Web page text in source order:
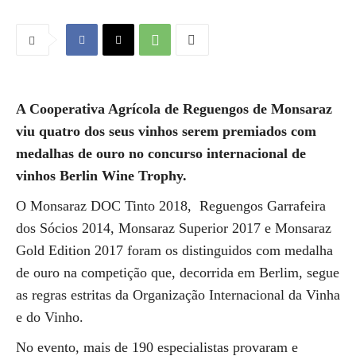
A Cooperativa Agrícola de Reguengos de Monsaraz
viu quatro dos seus vinhos serem premiados com
medalhas de ouro no concurso internacional de
vinhos Berlin Wine Trophy.
O Monsaraz DOC Tinto 2018, Reguengos Garrafeira
dos Sócios 2014, Monsaraz Superior 2017 e Monsaraz
Gold Edition 2017 foram os distinguidos com medalha
de ouro na competição que, decorrida em Berlim, segue
as regras estritas da Organização Internacional da Vinha
e do Vinho.
No evento, mais de 190 especialistas provaram e